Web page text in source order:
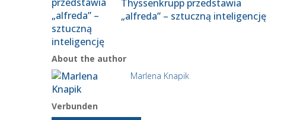
Thyssenkrupp przedstawia
„alfreda” – sztuczną inteligencję
About the author
Marlena Knapik
Verbunden